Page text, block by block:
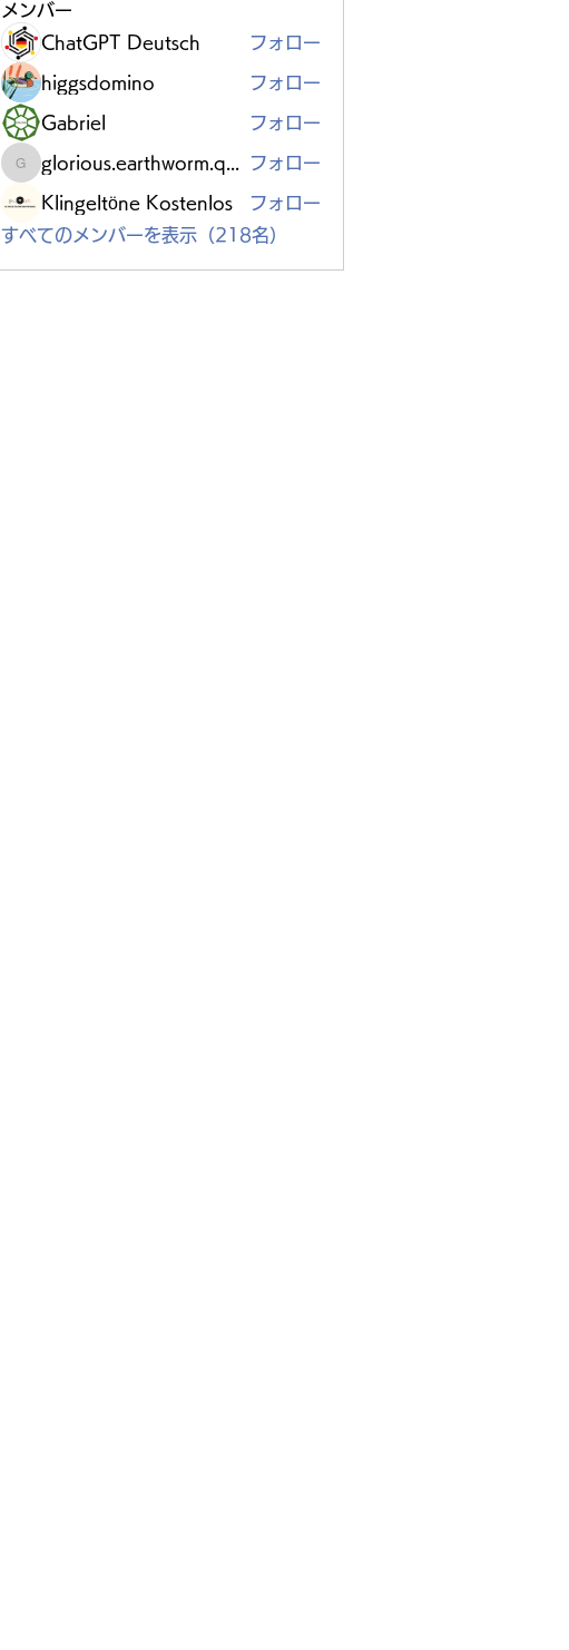
メンバー
ChatGPT Deutsch
フォロー
higgsdomino フォロー
Gabriel フォロー
glorious.earthworm.qpzc
フォロー
Klingeltöne Kostenlos
フォロー
すべてのメンバーを表示（218名）